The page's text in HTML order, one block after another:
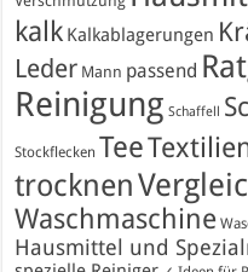
kalk Kalkablagerungen
Leder Mann passend
Reinigung Schaffell
Stockflecken Tee
trocknen
Waschmaschine
Hausmittel und